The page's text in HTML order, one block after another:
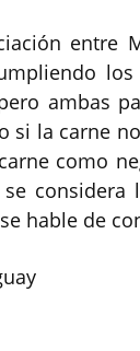
entre
ambas
si la carne
como
considera
hable de